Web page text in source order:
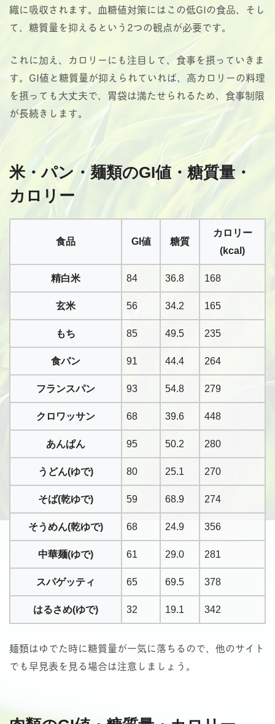
織に吸収されます。血糖値対策にはこの低GIの食品、そし
て、糖質量を抑えるという2つの観点が必要です。
これに加え、カロリーにも注目して、食事を摂っていきま
す。GI値と糖質量が抑えられていれば、高カロリーの料理
を摂っても大丈夫で、胃袋は満たせられるため、食事制限
が長続きします。
米・パン・麺類のGI値・糖質量・
カロリー
食品 GI値 糖質
カロリー
(kcal)
精白米 84 36.8 168
玄米 56 34.2 165
もち 85 49.5 235
食パン 91 44.4 264
フランスパン 93 54.8 279
クロワッサン 68 39.6 448
あんぱん 95 50.2 280
うどん(ゆで) 80 25.1 270
そば(乾ゆで) 59 68.9 274
そうめん(乾ゆで) 68 24.9 356
中華麺(ゆで) 61 29.0 281
スパゲッティ 65 69.5 378
はるさめ(ゆで) 32 19.1 342
麺類はゆでた時に糖質量が一気に落ちるので、他のサイト
でも早見表を見る場合は注意しましょう。